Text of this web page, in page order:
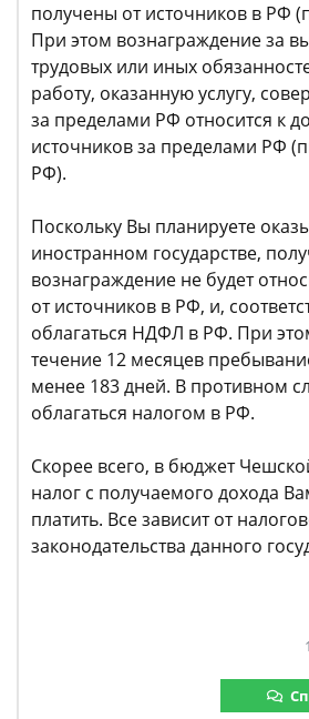
получены от источников в РФ
При этом вознаграждение за
трудовых или иных
работу, оказанную услугу,
за пределами РФ относится к
источников за пределами РФ
РФ).
Поскольку Вы планируете
иностранном государстве,
вознаграждение не будет
от источников в РФ, и,
облагаться НДФЛ в РФ. При
течение 12 месяцев
менее 183 дней. В противном
облагаться налогом в РФ.
Скорее всего, в бюджет
налог с получаемого дохода
платить. Все зависит от
законодательства данного